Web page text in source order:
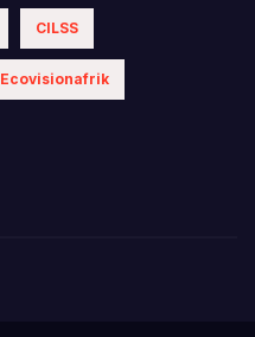
CILSS
Ecovisionafrik